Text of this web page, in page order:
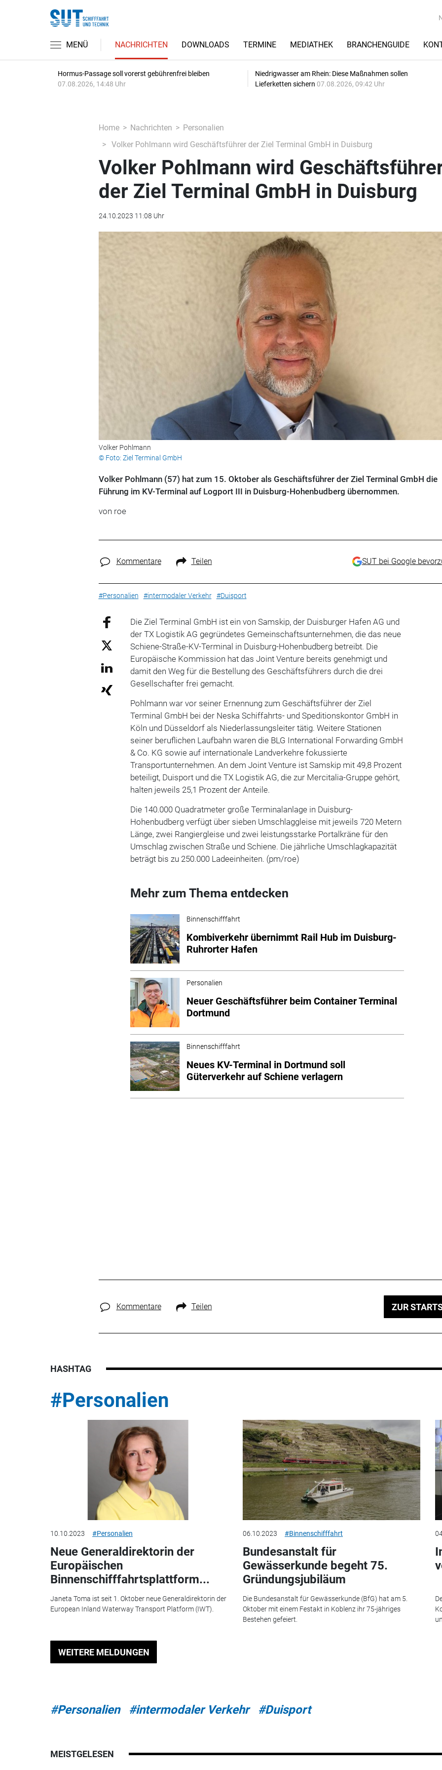
MENÜ NACHRICHTEN DOWNLOADS TERMINE MEDIATHEK BRANCHENGUIDE
Hormus-Passage soll vorerst gebührenfrei bleiben
07.08.2026, 14:48 Uhr
Niedrigwasser am Rhein: Diese Maßnahmen sollen
Lieferketten sichern 07.08.2026, 09:42 Uhr
Home Nachrichten
Personalien
Volker Pohlmann wird Geschäftsführer der Ziel Terminal GmbH in Duisburg
Volker Pohlmann wird
der Ziel Terminal GmbH in Duisburg
24.10.2023 11:08 Uhr
Volker Pohlmann
© Foto: Ziel Terminal GmbH
Volker Pohlmann (57) hat zum 15. Oktober als Geschäftsführer der Ziel Terminal GmbH die
Führung im KV-Terminal auf Logport III in Duisburg-Hohenbudberg übernommen.
von roe
Kommentare Teilen SUT bei Google
#Personalien #intermodaler Verkehr #Duisport
Die Ziel Terminal GmbH ist ein von Samskip, der Duisburger Hafen AG und
der TX Logistik AG gegründetes Gemeinschaftsunternehmen, die das neue
Schiene-Straße-KV-Terminal in Duisburg-Hohenbudberg betreibt. Die
Europäische Kommission hat das Joint Venture bereits genehmigt und
damit den Weg für die Bestellung des Geschäftsführers durch die drei
Gesellschafter frei gemacht.
Pohlmann war vor seiner Ernennung zum Geschäftsführer der Ziel
Terminal GmbH bei der Neska Schiffahrts- und Speditionskontor GmbH in
Köln und Düsseldorf als Niederlassungsleiter tätig. Weitere Stationen
seiner beruflichen Laufbahn waren die BLG International Forwarding GmbH
& Co. KG sowie auf internationale Landverkehre fokussierte
Transportunternehmen. An dem Joint Venture ist Samskip mit 49,8 Prozent
beteiligt, Duisport und die TX Logistik AG, die zur Mercitalia-Gruppe gehört,
halten jeweils 25,1 Prozent der Anteile.
Die 140.000 Quadratmeter große Terminalanlage in Duisburg-
Hohenbudberg verfügt über sieben Umschlaggleise mit jeweils 720 Metern
Länge, zwei Rangiergleise und zwei leistungsstarke Portalkräne für den
Umschlag zwischen Straße und Schiene. Die jährliche Umschlagkapazität
beträgt bis zu 250.000 Ladeeinheiten. (pm/roe)
Mehr zum Thema entdecken
Binnenschifffahrt
Kombiverkehr übernimmt Rail Hub im Duisburg-
Ruhrorter Hafen
Personalien
Neuer Geschäftsführer beim Container Terminal
Dortmund
Binnenschifffahrt
Neues KV-Terminal in Dortmund soll
Güterverkehr auf Schiene verlagern
Kommentare Teilen ZUR
HASHTAG
#Personalien
10.10.2023 #Personalien
Neue Generaldirektorin der
Europäischen
Binnenschifffahrtsplattform...
Janeta Toma ist seit 1. Oktober neue Generaldirektorin der
European Inland Waterway Transport Platform (IWT).
06.10.2023 #Binnenschifffahrt
Bundesanstalt für
Gewässerkunde begeht 75.
Gründungsjubiläum
Die Bundesanstalt für Gewässerkunde (BfG) hat am 5.
Oktober mit einem Festakt in Koblenz ihr 75-jähriges
Bestehen gefeiert.
WEITERE MELDUNGEN
#Personalien #intermodaler Verkehr #Duisport
MEISTGELESEN